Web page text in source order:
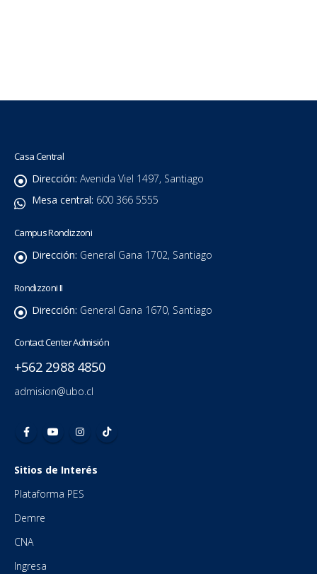
Casa Central
Dirección: Avenida Viel 1497, Santiago
Mesa central: 600 366 5555
Campus Rondizzoni
Dirección: General Gana 1702, Santiago
Rondizzoni II
Dirección: General Gana 1670, Santiago
Contact Center Admisión
+562 2988 4850
admision@ubo.cl
Sitios de Interés
Plataforma PES
Demre
CNA
Ingresa